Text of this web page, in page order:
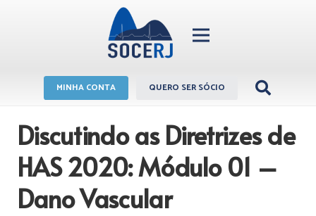
MINHA CONTA QUERO SER SÓCIO
Discutindo as Diretrizes de
HAS 2020: Módulo 01 –
Dano Vascular